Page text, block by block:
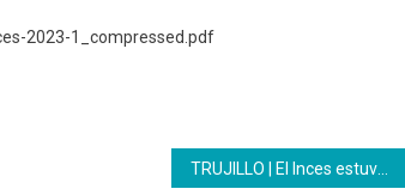
2023-1_compressed.pdf